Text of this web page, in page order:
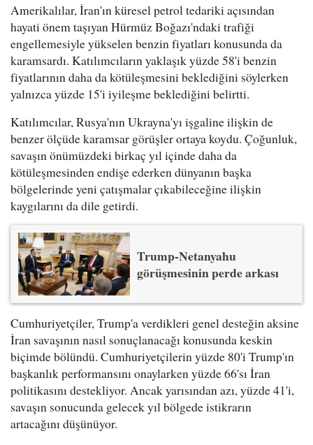
Amerikalılar, İran'ın küresel petrol tedariki açısından
hayati önem taşıyan Hürmüz Boğazı'ndaki trafiği
engellemesiyle yükselen benzin fiyatları konusunda da
karamsardı. Katılımcıların yaklaşık yüzde 58'i benzin
fiyatlarının daha da kötüleşmesini beklediğini söylerken
yalnızca yüzde 15'i iyileşme beklediğini belirtti.
Katılımcılar, Rusya'nın Ukrayna'yı işgaline ilişkin de
benzer ölçüde karamsar görüşler ortaya koydu. Çoğunluk,
savaşın önümüzdeki birkaç yıl içinde daha da
kötüleşmesinden endişe ederken dünyanın başka
bölgelerinde yeni çatışmalar çıkabileceğine ilişkin
kaygılarını da dile getirdi.
Trump-Netanyahu
görüşmesinin perde arkası
Cumhuriyetçiler, Trump'a verdikleri genel desteğin aksine
İran savaşının nasıl sonuçlanacağı konusunda keskin
biçimde bölündü. Cumhuriyetçilerin yüzde 80'i Trump'ın
başkanlık performansını onaylarken yüzde 66'sı İran
politikasını destekliyor. Ancak yarısından azı, yüzde 41'i,
savaşın sonucunda gelecek yıl bölgede istikrarın
artacağını düşünüyor.